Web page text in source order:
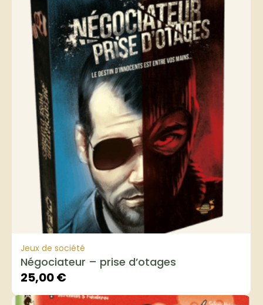
Jeux de société
Négociateur – prise d’otages
25,00€